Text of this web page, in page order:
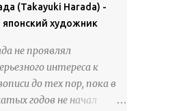
набор "Рыцари
в шкатулке из
18 век....
восприниматься как
свойство чаще всего
снега.
значительное
может
в одной плоскости,
(Takayuki Harada) -
художник
не проявлял
интереса к
до тех пор, пока в
годов не начал